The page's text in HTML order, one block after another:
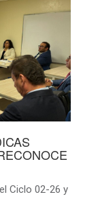
Ciclo 02-26 y